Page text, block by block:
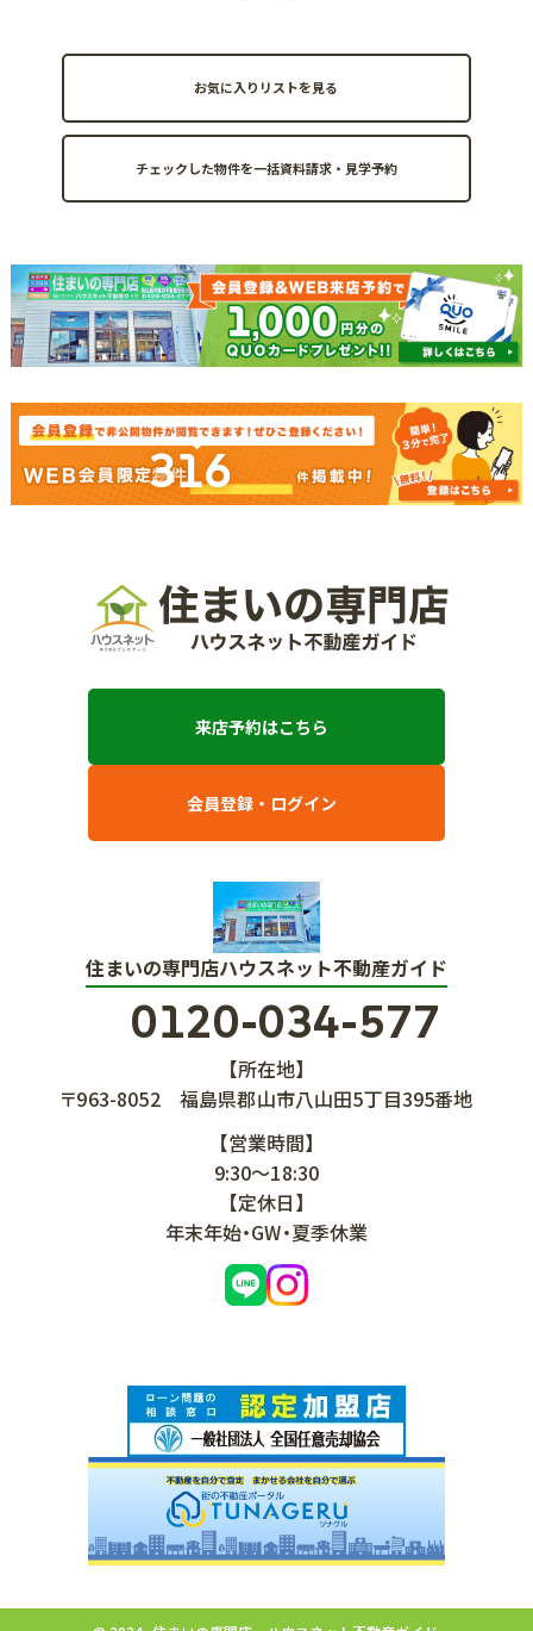
お気に入りリストを見る
316
来店予約はこちら
会員登録・ログイン
住まいの専門店ハウスネット不動産ガイド
0120-034-577
【所在地】
〒963-8052
福島県郡山市八山田5丁目395番地
【営業時間】
9:30～18:30
【定休日】
年末年始・GW・夏季休業